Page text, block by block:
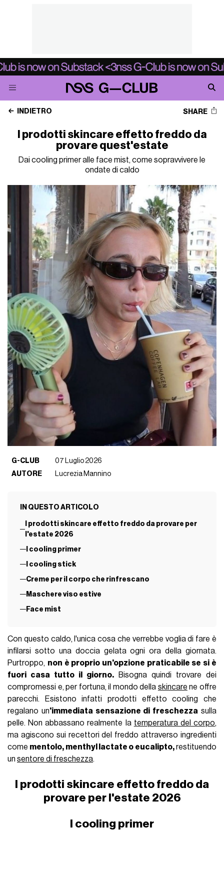
INDIETRO SHARE
I prodotti skincare effetto freddo da
provare quest'estate
Dai cooling primer alle face mist, come sopravvivere le
ondate di caldo
G-CLUB
07 Luglio 2026
AUTORE
Lucrezia Mannino
IN QUESTO ARTICOLO
I prodotti skincare effetto freddo da provare per
l'estate 2026
I cooling primer
I cooling stick
Creme per il corpo che rinfrescano
Maschere viso estive
Face mist
Con questo caldo, l'unica cosa che verrebbe voglia di fare è
infilarsi sotto una doccia gelata ogni ora della giornata.
Purtroppo, non è proprio un'opzione praticabile se si è
fuori casa tutto il giorno. Bisogna quindi trovare dei
compromessi e, per fortuna, il mondo della skincare ne offre
parecchi. Esistono infatti prodotti effetto cooling che
regalano un'immediata sensazione di freschezza sulla
pelle. Non abbassano realmente la temperatura del corpo,
ma agiscono sui recettori del freddo attraverso ingredienti
come mentolo, menthyl lactate o eucalipto,restituendo
unsentore di freschezza.
I prodotti skincare effetto freddo da
provare per l'estate 2026
I cooling primer